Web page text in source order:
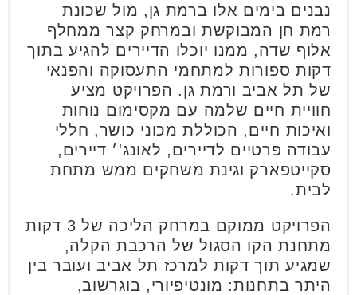
נבנים בימים אלו ברמת גן, מול שכונת
רמת חן המבוקשת ובמרחק קצר ממחלף
אלוף שדה, ממנו יוכלו הדיירים להגיע בתוך
דקות ספורות למתחמי התעסוקה והפנאי
של תל אביב ורמת גן. הפרויקט מציע
חוויית חיים שלמה עם מקסימום נוחות
ואיכות חיים, הכוללת מכוני כושר, חללי
עבודה פרטיים לדיירים, לאונג'׳ דיירים,
סקייטפארק וגינת משחקים ממש מתחת
לבית.
הפרויקט ממוקם במרחק הליכה של 3 דקות
מתחנת הקו הסגול של הרכבת הקלה,
שמגיע תוך דקות למרכז תל אביב ועובר בין
היתר בתחנות: מונטיפיורי, בוגרשוב,